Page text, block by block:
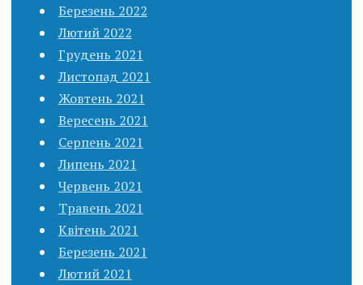
Березень 2022
Лютий 2022
Грудень 2021
Листопад 2021
Жовтень 2021
Вересень 2021
Серпень 2021
Липень 2021
Червень 2021
Травень 2021
Квітень 2021
Березень 2021
Лютий 2021